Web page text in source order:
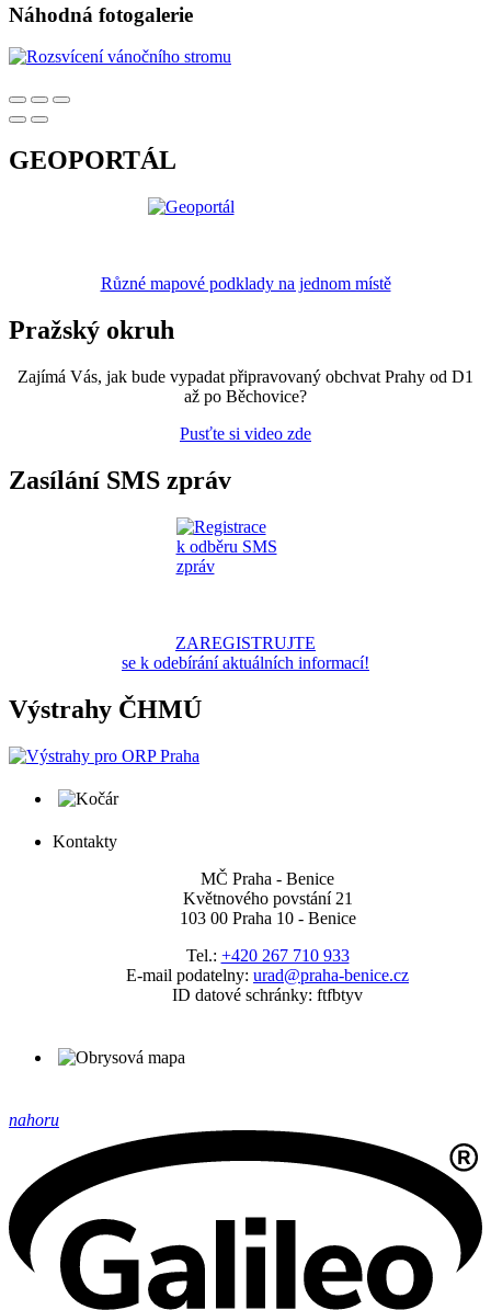
Náhodná fotogalerie
GEOPORTÁL
Různé mapové podklady na jednom místě
Pražský okruh
Zajímá Vás, jak bude vypadat připravovaný obchvat Prahy od D1
až po Běchovice?
Pusťte si video zde
Zasílání SMS zpráv
ZAREGISTRUJTE
se k odebírání aktuálních informací!
Výstrahy ČHMÚ
Kontakty
MČ Praha - Benice
Květnového povstání 21
103 00 Praha 10 - Benice
Tel.: +420 267 710 933
E-mail podatelny: urad@praha-benice.cz
ID datové schránky: ftfbtyv
nahoru